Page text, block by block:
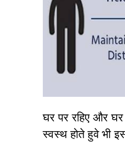
घर पर रहिए और
स्वस्थ होते हुवे भी